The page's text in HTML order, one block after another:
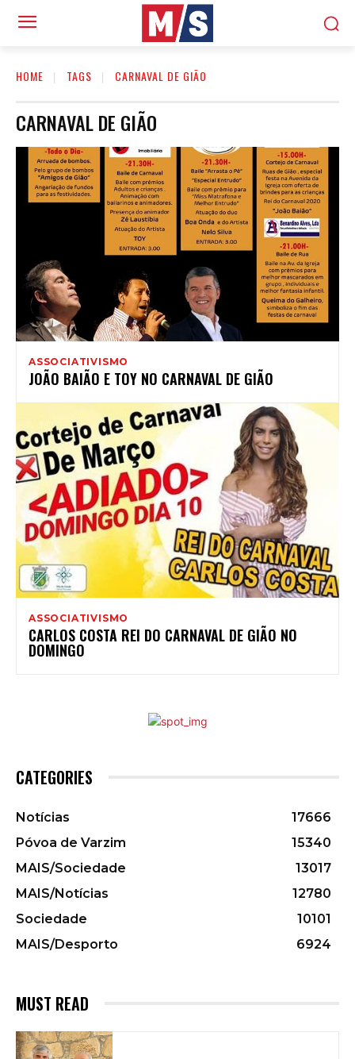
HOME TAGS CARNAVAL DE GIÃO
CARNAVAL DE GIÃO
ASSOCIATIVISMO
JOÃO BAIÃO E TOY NO CARNAVAL DE GIÃO
ASSOCIATIVISMO
CARLOS COSTA REI DO CARNAVAL DE GIÃO NO
DOMINGO
CATEGORIES
Notícias
17666
Póvoa de Varzim
15340
MAIS/Sociedade
13017
MAIS/Notícias
12780
Sociedade
10101
MAIS/Desporto
6924
MUST READ